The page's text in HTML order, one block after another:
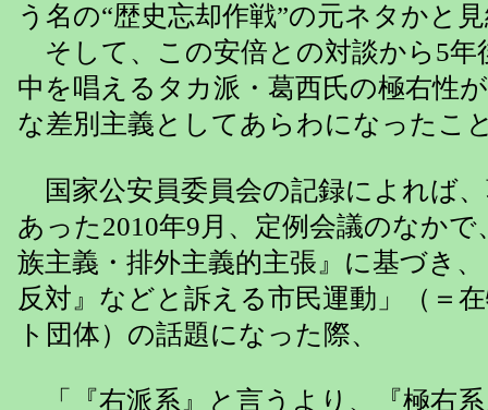
う名の“歴史忘却作戦”の元ネタかと
そして、この安倍との対談から5年
中を唱えるタカ派・葛西氏の極右性
な差別主義としてあらわになったこ
国家公安員委員会の記録によれば
あった2010年9月、定例会議のなかで
族主義・排外主義的主張』に基づき
反対』などと訴える市民運動」（＝
ト団体）の話題になった際、
「『右派系』と言うより、『極右